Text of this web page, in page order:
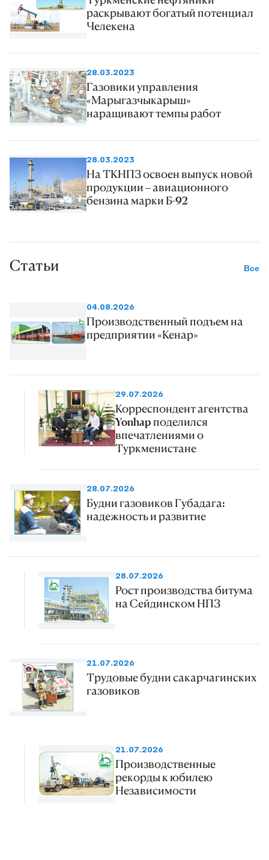
раскрывают богатый потенциал
Челекена
28.03.2023
Газовики управления
«Марыгазчыкарыш»
наращивают темпы работ
28.03.2023
На ТКНПЗ освоен выпуск новой
продукции – авиационного
бензина марки Б-92
Статьи Все
04.08.2026
Производственный подъем на
предприятии «Кенар»
29.07.2026
Корреспондент агентства
Yonhap поделился
впечатлениями о
Туркменистане
28.07.2026
Будни газовиков Губадага:
надежность и развитие
28.07.2026
Рост производства битума
на Сейдинском НПЗ
21.07.2026
Трудовые будни сакарчагинских
газовиков
21.07.2026
Производственные
рекорды к юбилею
Независимости